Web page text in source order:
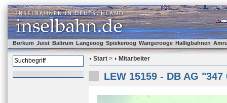
Borkum Juist Baltrum Langeoog Spiekeroog Wangerooge Halligbahnen
Start > Mitarbeiter
LEW 15159 - DB AG "347